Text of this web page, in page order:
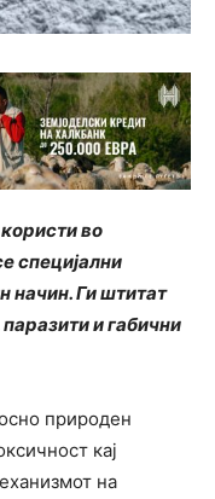
во
специјални
начин. Ги штитат
и габични
природен
кај
на